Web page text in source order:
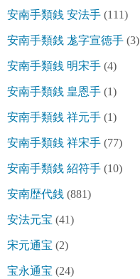
安南手類銭 安法手 (111)
安南手類銭 尨字宣徳手 (3)
安南手類銭 明宋手 (4)
安南手類銭 皇恩手 (1)
安南手類銭 祥元手 (1)
安南手類銭 祥宋手 (77)
安南手類銭 紹符手 (10)
安南歴代銭 (881)
安法元宝 (41)
宋元通宝 (2)
宝永通宝 (24)